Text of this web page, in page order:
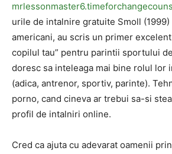
urile de intalnire gratuite Smoll (1999)
americani, au scris un primer
copilul tau” pentru parintii sportului
doresc sa inteleaga mai bine rolul lor
(adica, antrenor, sportiv, parinte).
porno, cand cineva ar trebui sa-si
profil de intalniri online.
Cred ca ajuta cu adevarat oamenii